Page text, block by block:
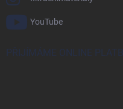
YouTube
PŘIJÍMÁME ONLINE